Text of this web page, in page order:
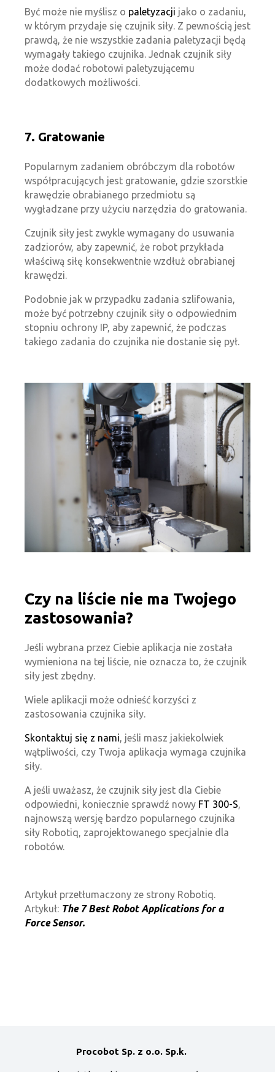
Być może nie myślisz o paletyzacji jako o zadaniu,
w którym przydaje się czujnik siły. Z pewnością jest
prawdą, że nie wszystkie zadania paletyzacji będą
wymagały takiego czujnika. Jednak czujnik siły
może dodać robotowi paletyzującemu
dodatkowych możliwości.
7. Gratowanie
Popularnym zadaniem obróbczym dla robotów
współpracujących jest gratowanie, gdzie szorstkie
krawędzie obrabianego przedmiotu są
wygładzane przy użyciu narzędzia do gratowania.
Czujnik siły jest zwykle wymagany do usuwania
zadziorów, aby zapewnić, że robot przykłada
właściwą siłę konsekwentnie wzdłuż obrabianej
krawędzi.
Podobnie jak w przypadku zadania szlifowania,
może być potrzebny czujnik siły o odpowiednim
stopniu ochrony IP, aby zapewnić, że podczas
takiego zadania do czujnika nie dostanie się pył.
Czy na liście nie ma Twojego
zastosowania?
Jeśli wybrana przez Ciebie aplikacja nie została
wymieniona na tej liście, nie oznacza to, że czujnik
siły jest zbędny.
Wiele aplikacji może odnieść korzyści z
zastosowania czujnika siły.
Skontaktuj się z nami, jeśli masz jakiekolwiek
wątpliwości, czy Twoja aplikacja wymaga czujnika
siły.
A jeśli uważasz, że czujnik siły jest dla Ciebie
odpowiedni, koniecznie sprawdź nowy FT 300-S,
najnowszą wersję bardzo popularnego czujnika
siły Robotiq, zaprojektowanego specjalnie dla
robotów.
Artykuł przetłumaczony ze strony Robotiq.
Artykuł: The 7 Best Robot Applications for a
Force Sensor.
Procobot Sp. z o.o. Sp.k.